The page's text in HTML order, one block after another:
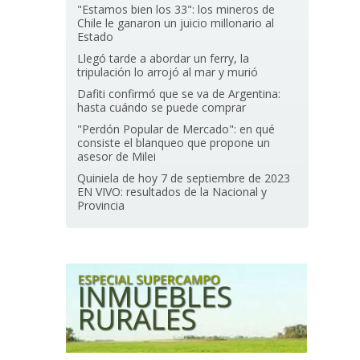
"Estamos bien los 33": los mineros de
Chile le ganaron un juicio millonario al
Estado
Llegó tarde a abordar un ferry, la
tripulación lo arrojó al mar y murió
Dafiti confirmó que se va de Argentina:
hasta cuándo se puede comprar
"Perdón Popular de Mercado": en qué
consiste el blanqueo que propone un
asesor de Milei
Quiniela de hoy 7 de septiembre de 2023
EN VIVO: resultados de la Nacional y
Provincia